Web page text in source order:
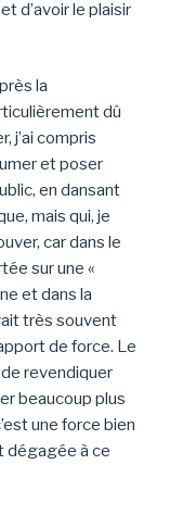
d’avoir le plaisir
la
dû
j’ai compris
et poser
en dansant
mais qui, je
car dans le
sur une «
et dans la
très souvent
de force. Le
de revendiquer
beaucoup plus
une force bien
dégagée à ce